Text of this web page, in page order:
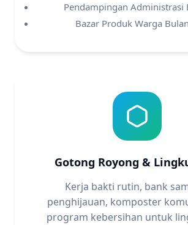
Pendampingan Administrasi
Bazar Produk Warga
Gotong Royong &
Kerja bakti rutin, bank
penghijauan, komposter
program kebersihan untuk